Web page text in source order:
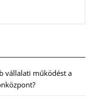
vállalati működést a